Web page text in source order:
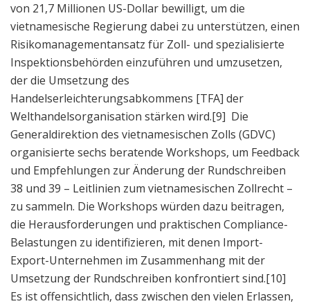
von 21,7 Millionen US-Dollar bewilligt, um die
vietnamesische Regierung dabei zu unterstützen, einen
Risikomanagementansatz für Zoll- und spezialisierte
Inspektionsbehörden einzuführen und umzusetzen,
der die Umsetzung des
Handelserleichterungsabkommens [TFA] der
Welthandelsorganisation stärken wird.[9] Die
Generaldirektion des vietnamesischen Zolls (GDVC)
organisierte sechs beratende Workshops, um Feedback
und Empfehlungen zur Änderung der Rundschreiben
38 und 39 – Leitlinien zum vietnamesischen Zollrecht –
zu sammeln. Die Workshops würden dazu beitragen,
die Herausforderungen und praktischen Compliance-
Belastungen zu identifizieren, mit denen Import-
Export-Unternehmen im Zusammenhang mit der
Umsetzung der Rundschreiben konfrontiert sind.[10]
Es ist offensichtlich, dass zwischen den vielen Erlassen,